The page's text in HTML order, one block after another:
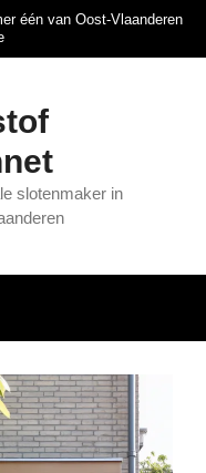
één van Oost-Vlaanderen
slotenmaker in